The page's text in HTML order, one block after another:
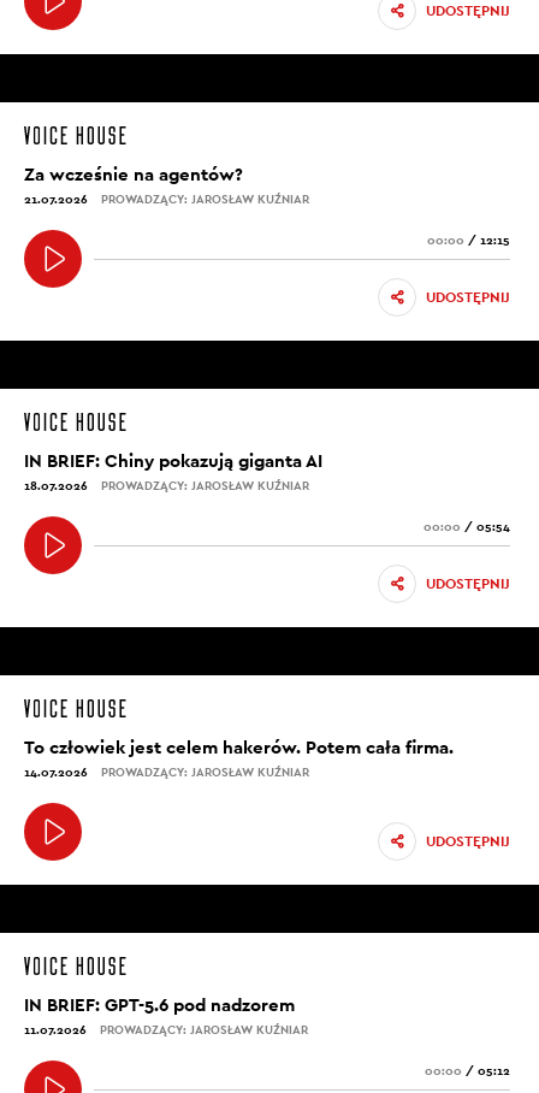
UDOSTĘPNIJ
Za wcześnie na agentów?
21.07.2026 PROWADZĄCY: JAROSŁAW KUŹNIAR
00:00 / 12:15
UDOSTĘPNIJ
IN BRIEF: Chiny pokazują giganta AI
18.07.2026 PROWADZĄCY: JAROSŁAW KUŹNIAR
00:00 / 05:54
UDOSTĘPNIJ
To człowiek jest celem hakerów. Potem cała firma.
14.07.2026 PROWADZĄCY: JAROSŁAW KUŹNIAR
UDOSTĘPNIJ
IN BRIEF: GPT-5.6 pod nadzorem
11.07.2026 PROWADZĄCY: JAROSŁAW KUŹNIAR
00:00 / 05:12